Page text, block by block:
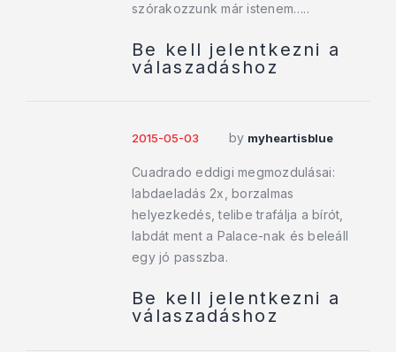
szórakozzunk már istenem…..
Be kell jelentkezni a
válaszadáshoz
2015-05-03 by myheartisblue
Cuadrado eddigi megmozdulásai:
labdaeladás 2x, borzalmas
helyezkedés, telibe trafálja a bírót,
labdát ment a Palace-nak és beleáll
egy jó passzba.
Be kell jelentkezni a
válaszadáshoz